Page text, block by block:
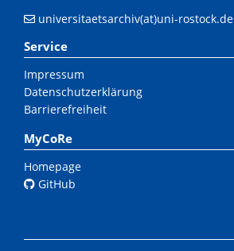
universitaetsarchiv(at)uni-rostock.de
Service
Impressum
Datenschutzerklärung
Barrierefreiheit
MyCoRe
Homepage
GitHub